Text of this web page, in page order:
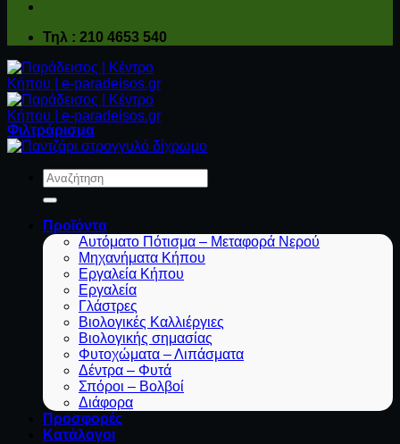
Τηλ : 210 4653 540
Αναζήτηση
για:
Προϊόντα
Αυτόματο Πότισμα – Μεταφορά Νερού
Μηχανήματα Κήπου
Εργαλεία Κήπου
Εργαλεία
Γλάστρες
Βιολογικές Καλλιέργιες
Βιολογικής σημασίας
Φυτοχώματα – Λιπάσματα
Δέντρα – Φυτά
Σπόροι – Βολβοί
Διάφορα
Προσφορές
Κατάλογοι
Φιλτράρισμα